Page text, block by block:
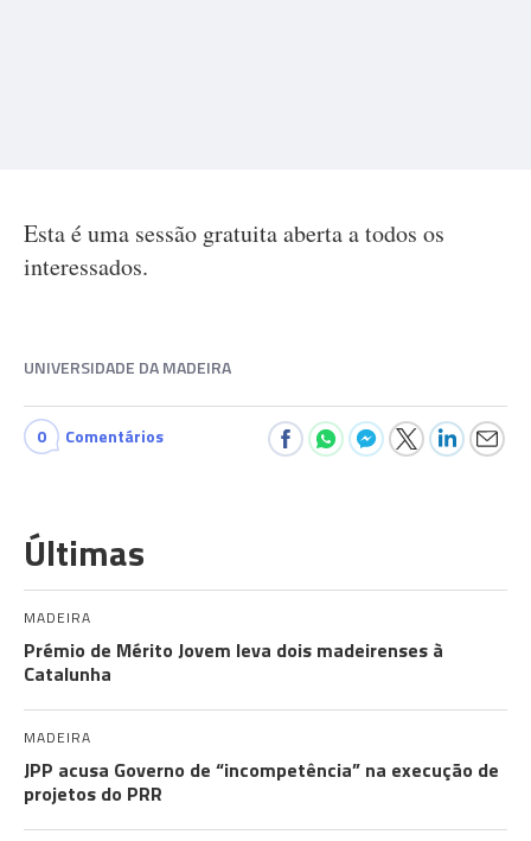
Esta é uma sessão gratuita aberta a todos os
interessados.
UNIVERSIDADE DA MADEIRA
0 Comentários
Últimas
MADEIRA
Prémio de Mérito Jovem leva dois madeirenses à
Catalunha
MADEIRA
JPP acusa Governo de “incompetência” na execução de
projetos do PRR